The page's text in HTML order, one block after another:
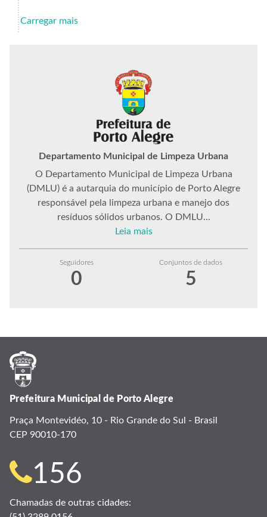
Carregar mais
Departamento Municipal de Limpeza Urbana
O Departamento Municipal de Limpeza Urbana
(DMLU) é a autarquia do município de Porto Alegre
responsável pela limpeza urbana e manejo dos
resíduos sólidos urbanos. O DMLU...
Leia mais
Seguidores
0
Conjuntos de dados
5
Prefeitura Municipal de Porto Alegre
Praça Montevidéo, 10 - Rio Grande do Sul - Brasil
CEP 90010-170
Telefone
para
156
Chamadas de outras cidades: